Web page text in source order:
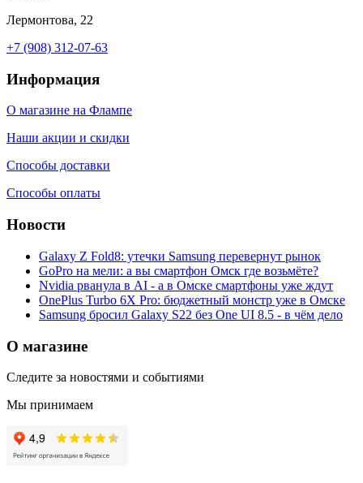
Лермонтова, 22
+7 (908) 312-07-63
Информация
О магазине на Флампе
Наши акции и скидки
Способы доставки
Способы оплаты
Новости
Galaxy Z Fold8: утечки Samsung перевернут рынок
GoPro на мели: а вы смартфон Омск где возьмёте?
Nvidia рванула в AI - а в Омске смартфоны уже ждут
OnePlus Turbo 6X Pro: бюджетный монстр уже в Омске
Samsung бросил Galaxy S22 без One UI 8.5 - в чём дело
О магазине
Следите за новостями и событиями
Мы принимаем